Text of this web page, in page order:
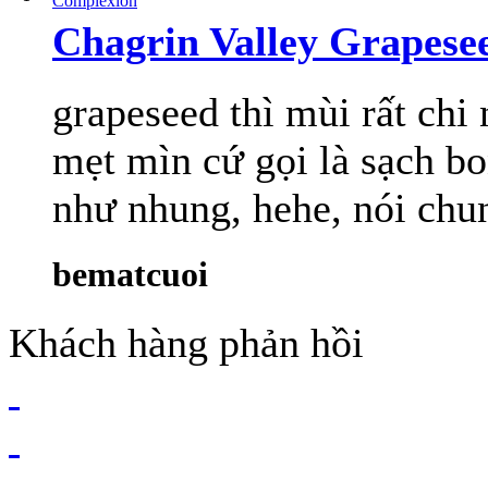
Chagrin Valley
grapeseed thì mùi rất
mẹt mìn cứ gọi là sạch
như nhung, hehe, nói
bematcuoi
Khách hàng phản hồi